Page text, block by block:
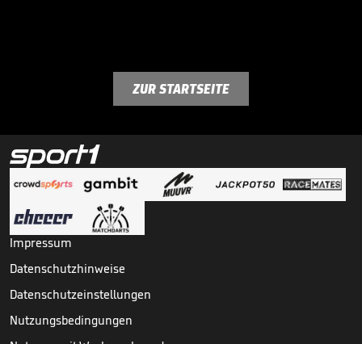
ZUR STARTSEITE
Impressum
Datenschutzhinweise
Datenschutzeinstellungen
Nutzungsbedingungen